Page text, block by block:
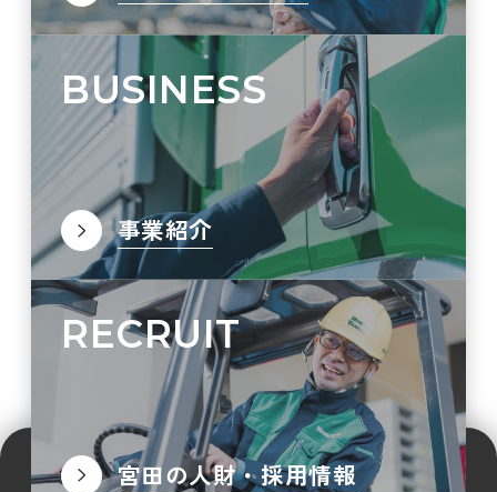
BUSINESS
事業紹介
RECRUIT
宮田の人財・採用情報